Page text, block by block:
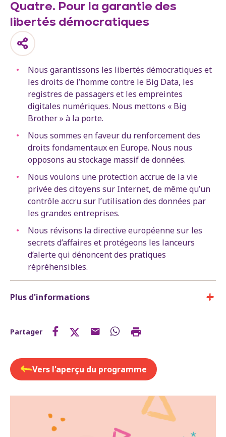
Quatre. Pour la garantie des
libertés démocratiques
Nous garantissons les libertés démocratiques et
les droits de l’homme contre le Big Data, les
registres de passagers et les empreintes
digitales numériques. Nous mettons « Big
Brother » à la porte.
Nous sommes en faveur du renforcement des
droits fondamentaux en Europe. Nous nous
opposons au stockage massif de données.
Nous voulons une protection accrue de la vie
privée des citoyens sur Internet, de même qu’un
contrôle accru sur l’utilisation des données par
les grandes entreprises.
Nous révisons la directive européenne sur les
secrets d’affaires et protégeons les lanceurs
d’alerte qui dénoncent des pratiques
répréhensibles.
Plus d'informations
Partager
Vers l'aperçu du programme